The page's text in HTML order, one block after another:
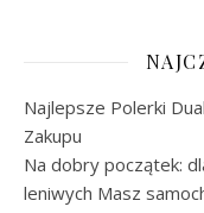
Najlepsze Polerki
Zakupu
Na dobry początek:
leniwych Masz